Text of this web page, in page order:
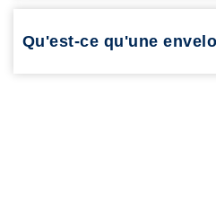
ou qu’elle fait partie d’un service
Qu'est-ce qu'une